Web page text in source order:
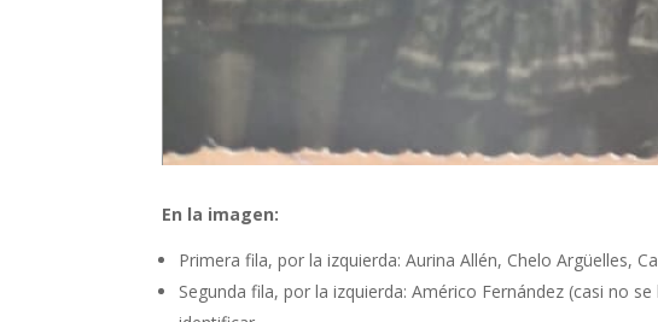
En la imagen:
Primera fila, por la izquierda: Aurina Allén, Chelo Argüelles,
Segunda fila, por la izquierda: Américo Fernández (casi no